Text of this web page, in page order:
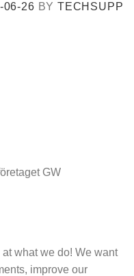
06-26 BY TECHSUPP
GW
what we do! We want
improve our